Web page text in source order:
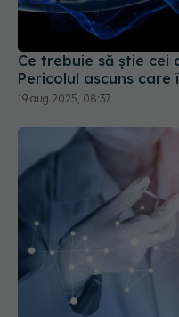
Ce trebuie să știe cei
Pericolul ascuns care
19 aug 2025, 08:37
COVID-19 a